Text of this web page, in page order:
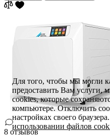
8 отзывов
Для того, чтобы мы могли
предоставить Вам услуги,
cookies, которые
компьютере. Отключить
настройках своего
использовании файлов